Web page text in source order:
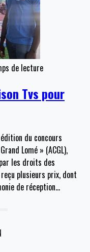
de lecture
Tvs pour
du concours
Lomé » (ACGL),
les droits des
plusieurs prix, dont
de réception…